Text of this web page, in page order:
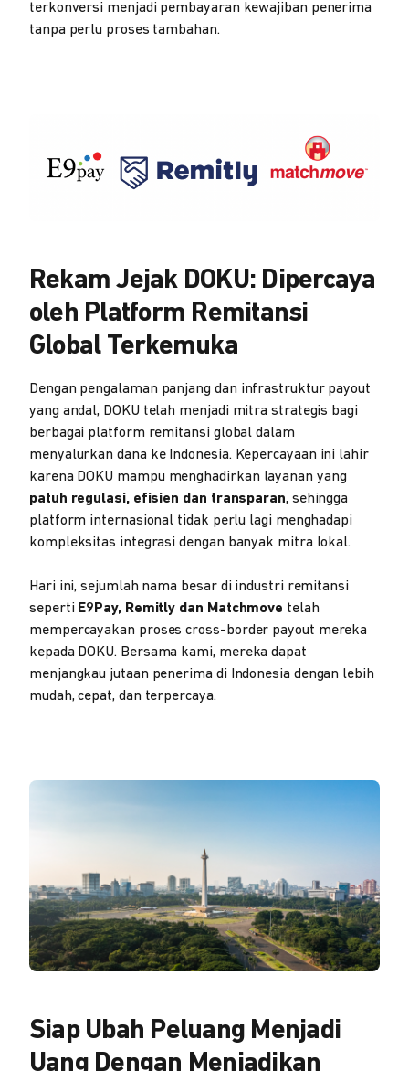
terkonversi menjadi pembayaran kewajiban penerima
tanpa perlu proses tambahan.
Rekam Jejak DOKU: Dipercaya
oleh Platform Remitansi
Global Terkemuka
Dengan pengalaman panjang dan infrastruktur payout
yang andal, DOKU telah menjadi mitra strategis bagi
berbagai platform remitansi global dalam
menyalurkan dana ke Indonesia. Kepercayaan ini lahir
karena DOKU mampu menghadirkan layanan yang
patuh regulasi, efisien dan transparan, sehingga
platform internasional tidak perlu lagi menghadapi
kompleksitas integrasi dengan banyak mitra lokal.
Hari ini, sejumlah nama besar di industri remitansi
seperti E9Pay, Remitly dan Matchmove telah
mempercayakan proses cross-border payout mereka
kepada DOKU. Bersama kami, mereka dapat
menjangkau jutaan penerima di Indonesia dengan lebih
mudah, cepat, dan terpercaya.
Siap Ubah Peluang Menjadi
Uang Dengan Menjadikan